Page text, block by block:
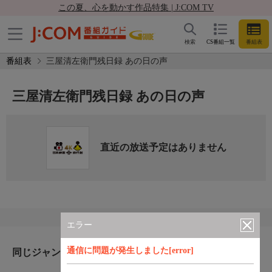
この夏、心を動かす作品特集 | J:COM TV
CS番組一覧 番組表
検索
番組表 三屋清左衛門残日録 あの日の声
エラー
通信に問題が発生しました[error]
三屋清左衛門残日録 あの日の声
直近の放送予定はありません
同じジャンルのおすすめ番組